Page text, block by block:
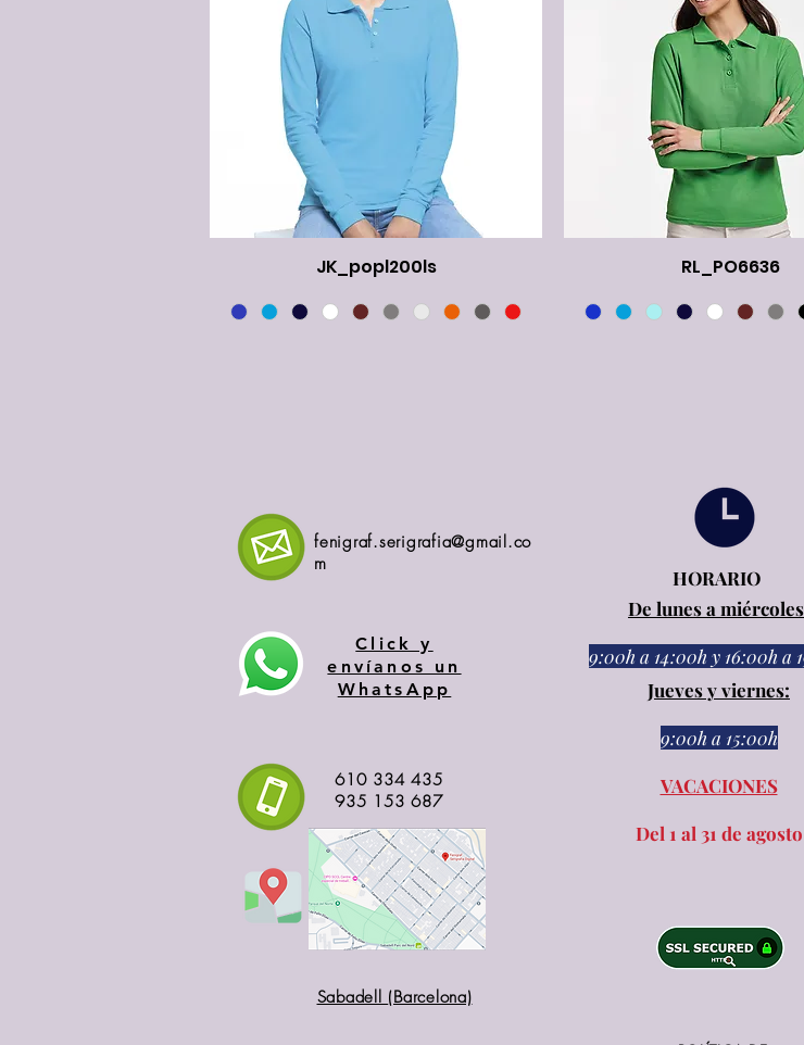
JK_popl200ls RL_PO6636
HORARIO
De lunes a
9:00h a 14:00h y 16:00h a
Jueves y viernes:
9:00h a 15:00h​​
VACACIONES
Del 1 al 31 de agosto
fenigraf.serigrafia@gmail.co
m
Click y
envíanos un
WhatsApp
610 334 435
935 153 687
Sabadell (Barcelona)